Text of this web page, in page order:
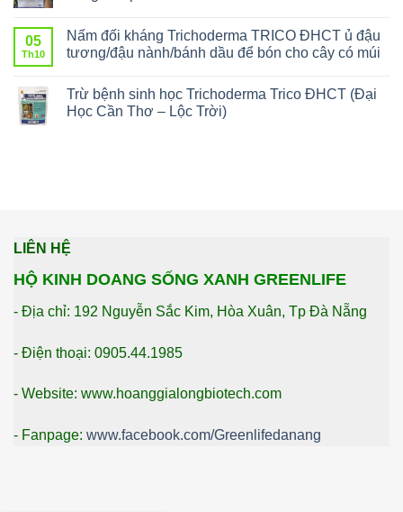
05
Th10
Nấm đối kháng Trichoderma TRICO ĐHCT ủ đậu
tương/đậu nành/bánh dầu để bón cho cây có múi
Trừ bệnh sinh học Trichoderma Trico ĐHCT (Đại
Học Cần Thơ – Lộc Trời)
LIÊN HỆ
HỘ KINH DOANG SỐNG XANH GREENLIFE
- Địa chỉ: 192 Nguyễn Sắc Kim, Hòa Xuân, Tp Đà Nẵng
- Điện thoại: 0905.44.1985
- Website: www.hoanggialongbiotech.com
- Fanpage: www.facebook.com/Greenlifedanang